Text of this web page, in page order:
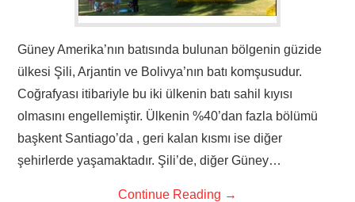
Güney Amerika’nın batısında bulunan bölgenin güzide
ülkesi Şili, Arjantin ve Bolivya’nın batı komşusudur.
Coğrafyası itibariyle bu iki ülkenin batı sahil kıyısı
olmasını engellemiştir. Ülkenin %40’dan fazla bölümü
başkent Santiago’da , geri kalan kısmı ise diğer
şehirlerde yaşamaktadır. Şili’de, diğer Güney…
Continue Reading →